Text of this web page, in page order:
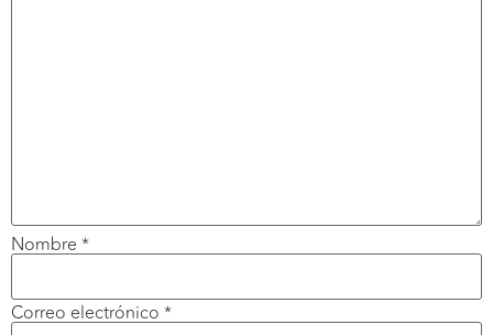
Nombre *
Correo electrónico *